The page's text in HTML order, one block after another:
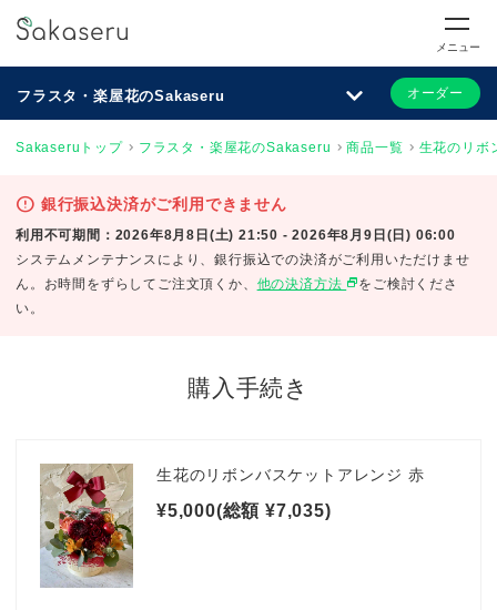
メニュー
フラスタ・楽屋花のSakaseru オーダー
Sakaseruトップ フラスタ・楽屋花のSakaseru 商品一覧 生花のリボ
error 銀行振込決済がご利用できません
利用不可期間：2026年8月8日(土) 21:50 - 2026年8月9日(日) 06:00
システムメンテナンスにより、銀行振込での決済がご利用いただけませ
ん。お時間をずらしてご注文頂くか、 他の決済方法 select_windowをご検討くださ
い。
購入手続き
生花のリボンバスケットアレンジ 赤
¥5,000(総額 ¥7,035)